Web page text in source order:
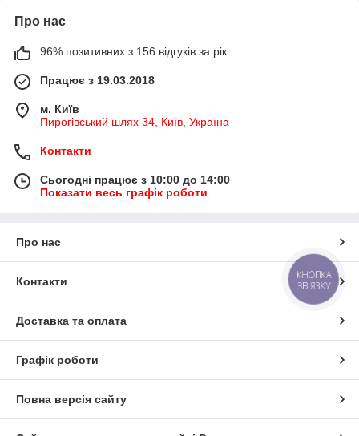
Про нас
96% позитивних з 156 відгуків за рік
Працює з 19.03.2018
м. Київ
Пирогівський шлях 34, Київ, Україна
Контакти
Сьогодні працює з 10:00 до 14:00
Показати весь графік роботи
Про нас
Контакти
Доставка та оплата
Графік роботи
Повна версія сайту
КНОПКА
ЗВ'ЯЗКУ